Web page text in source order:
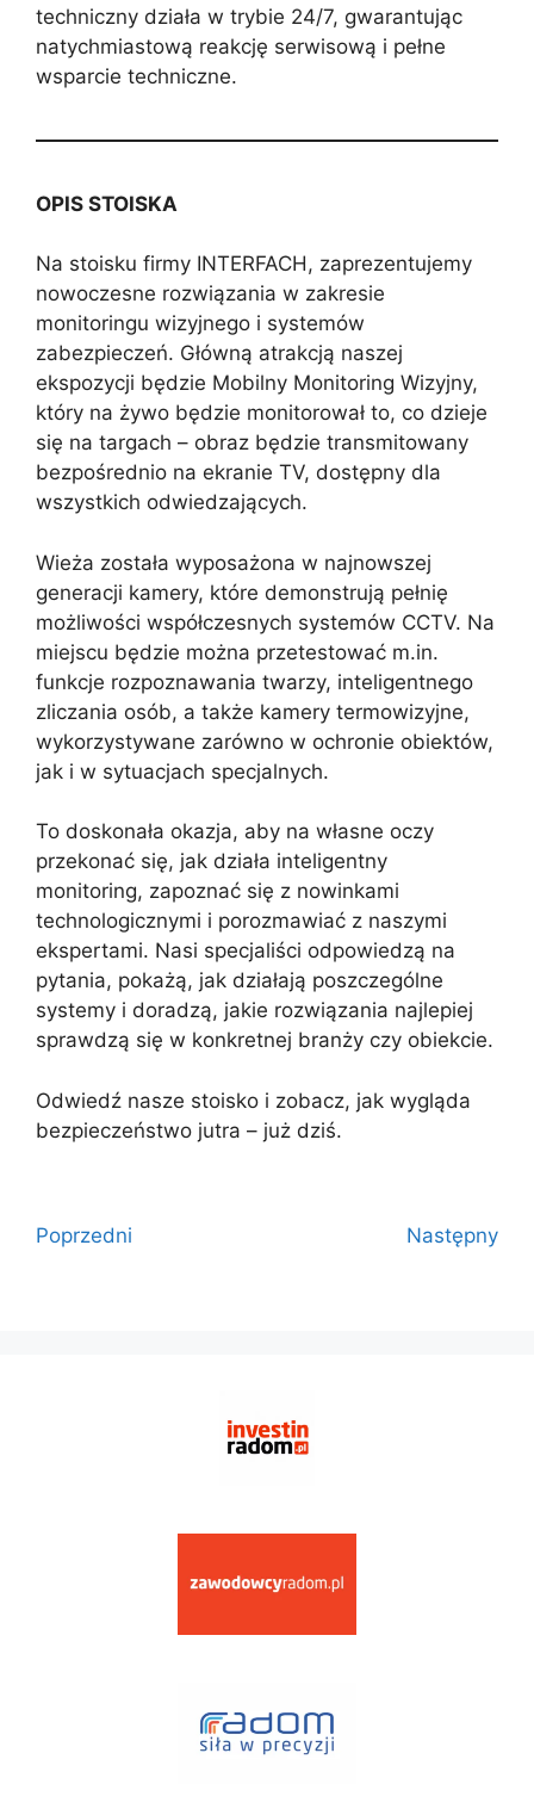
techniczny działa w trybie 24/7, gwarantując
natychmiastową reakcję serwisową i pełne
wsparcie techniczne.
OPIS STOISKA
Na stoisku firmy INTERFACH, zaprezentujemy
nowoczesne rozwiązania w zakresie
monitoringu wizyjnego i systemów
zabezpieczeń. Główną atrakcją naszej
ekspozycji będzie Mobilny Monitoring Wizyjny,
który na żywo będzie monitorował to, co dzieje
się na targach – obraz będzie transmitowany
bezpośrednio na ekranie TV, dostępny dla
wszystkich odwiedzających.
Wieża została wyposażona w najnowszej
generacji kamery, które demonstrują pełnię
możliwości współczesnych systemów CCTV. Na
miejscu będzie można przetestować m.in.
funkcje rozpoznawania twarzy, inteligentnego
zliczania osób, a także kamery termowizyjne,
wykorzystywane zarówno w ochronie obiektów,
jak i w sytuacjach specjalnych.
To doskonała okazja, aby na własne oczy
przekonać się, jak działa inteligentny
monitoring, zapoznać się z nowinkami
technologicznymi i porozmawiać z naszymi
ekspertami. Nasi specjaliści odpowiedzą na
pytania, pokażą, jak działają poszczególne
systemy i doradzą, jakie rozwiązania najlepiej
sprawdzą się w konkretnej branży czy obiekcie.
Odwiedź nasze stoisko i zobacz, jak wygląda
bezpieczeństwo jutra – już dziś.
Poprzedni Następny